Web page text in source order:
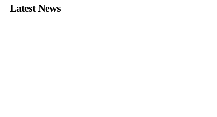
Latest News